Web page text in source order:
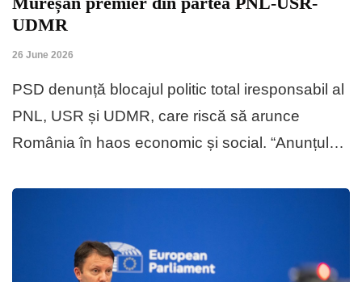
UDMR
26 June 2026
PSD denunță blocajul politic total iresponsabil al
PNL, USR și UDMR, care riscă să arunce
România în haos economic și social. “Anunțul…